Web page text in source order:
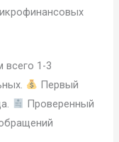
1-3
Первый
Проверенный